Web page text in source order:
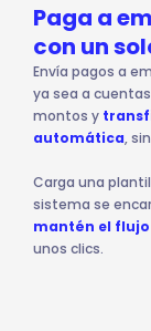
Paga a
con un
Envía pagos a
ya sea a
montos y
automática,
Carga una
sistema se
mantén el flujo
unos clics.